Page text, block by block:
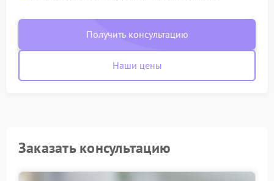
Получить консультацию
Наши цены
Заказать консультацию